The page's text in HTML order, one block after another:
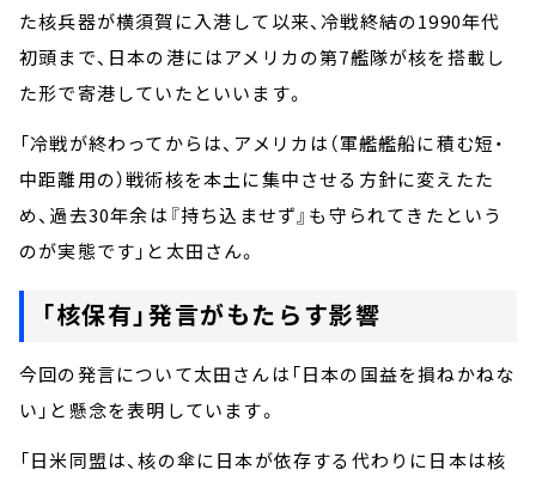
た核兵器が横須賀に入港して以来、冷戦終結の1990年代
初頭まで、日本の港にはアメリカの第7艦隊が核を搭載し
た形で寄港していたといいます。
「冷戦が終わってからは、アメリカは（軍艦艦船に積む短・
中距離用の）戦術核を本土に集中させる方針に変えたた
め、過去30年余は『持ち込ませず』も守られてきたという
のが実態です」と太田さん。
「核保有」発言がもたらす影響
今回の発言について太田さんは「日本の国益を損ねかねな
い」と懸念を表明しています。
「日米同盟は、核の傘に日本が依存する代わりに日本は核